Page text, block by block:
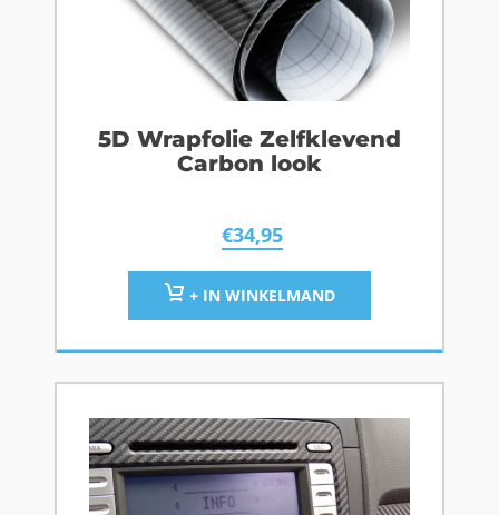
5D Wrapfolie Zelfklevend
Carbon look
€34,95
+ IN WINKELMAND